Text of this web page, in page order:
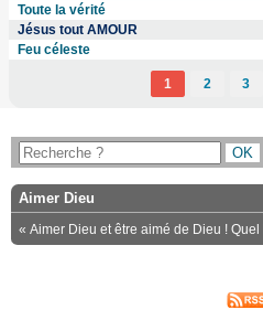
Toute la vérité
Jésus tout AMOUR
Feu céleste
1 2 3
Aimer Dieu
« Aimer Dieu et être aimé de Dieu ! Quel